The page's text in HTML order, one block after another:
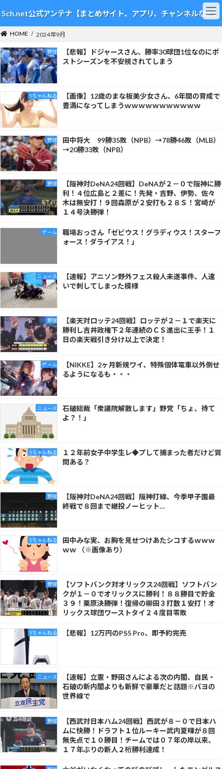
ン
テ
ン
へ
ス
キ
ッ
プ
ビ
ゲ
ー
ョ
ン
に
移
動
5ch.net公式アンテナ【まとめサイト、アプリ、チャンネルなど】
HOME 2024年9月
野球
【悲報】ドジャースさん、勝率30球団1位なのにポ
ストシーズンを不安視されてしまう
5ちゃんねる
【画像】12歳のまな板美少女さん、6年間の育成で
豊満になってしまうｗｗｗｗｗｗｗｗｗｗｗ
野球
田中将大 99勝35敗（NPB）→78勝46敗（MLB）
→20勝33敗（NPB）
野球
【阪神対DeNA24回戦】DeNAが２－０で阪神に勝
利！４位広島と２差に！先発・吉野、伊勢、佐々
木は無安打！９回森原が２安打も２８Ｓ！宮崎が
１４号決勝弾！
ゲーム
職場おっさん「ゼビウス！グラディウス！スターフ
ォース！ダライアス！」
ニュース
【速報】アニソン野外フェス殺人未遂事件、人違
いで刺してしまった模様
野球
【楽天対ロッテ24回戦】ロッテが２－１で楽天に
勝利し吉井政権下２年連続のＣＳ進出に王手！１
日の楽天戦引き分け以上で決定！
ゲーム
【NIKKE】2ヶ月新規ワイ、特殊個体電車以外倒せ
るようになるも・・・
ニュース
石破総裁「衆議院解散します」野党「ちょ、待て
よ？！」
5ちゃんねる
１２年前女子中学生レ◆プして捕まった者だけど質
問ある？
野球
【阪神対DeNA24回戦】阪神打線、今季甲子園最
終戦で８回まで継投ノーヒット…
5ちゃんねる
田中みな実、お胸を見せつけあたシコするｗｗｗ
ｗｗ （※画像あり）
野球
【ソフトバンク対オリックス24回戦】ソフトバン
クが１－０でオリックスに勝利！８８勝目で貯金
３９！栗原決勝弾！復帰の柳田３打数１安打！オ
リックス球団ワーストタイ２４度目零敗
5ちゃんねる 【悲報】12万円のPS5 Pro、即予約完売
ニュース
【速報】立憲・野田さんによる次の内閣、自民・
石破の新内閣よりも新鮮で豪華だと話題※パヨの
世界線で
野球
【西武対日本ハム24回戦】西武が８－０で日本ハ
ムに快勝！ドラフト１位ルーキー武内夏暉が８回
無失点で１０勝目！チームでは０７年の岸以来、
１７年ぶりの新人２桁勝利達成！